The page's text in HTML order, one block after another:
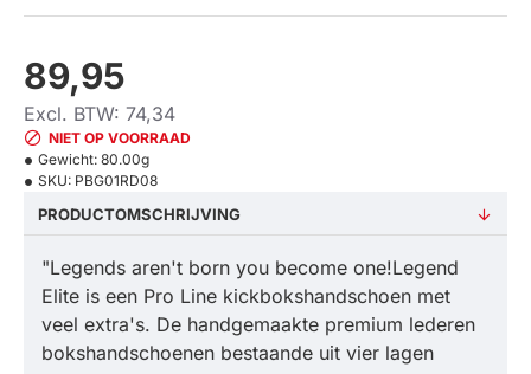
89,95
Excl. BTW: 74,34
NIET OP VOORRAAD
Gewicht: 80.00g
SKU: PBG01RD08
PRODUCTOMSCHRIJVING
"Legends aren't born you become one!Legend
Elite is een Pro Line kickbokshandschoen met
veel extra's. De handgemaakte premium lederen
bokshandschoenen bestaande uit vier lagen